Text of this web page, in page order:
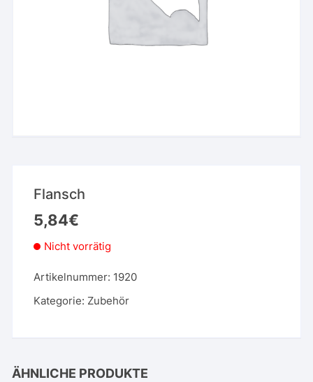
Flansch
5,84€
Nicht vorrätig
Artikelnummer: 1920
Kategorie: Zubehör
ÄHNLICHE PRODUKTE